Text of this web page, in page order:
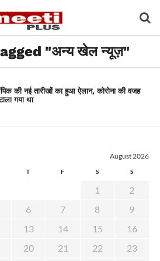
"अन्य खेल न्यूज़"
की नई तारीखों का हुआ ऐलान, कोरोना की वजह
गया था
August 2026
T F S S
1
2
6 7 8
9
13 14 15
16
20 21 22
23